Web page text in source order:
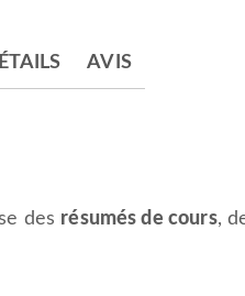
AVIS
des résumés de cours,